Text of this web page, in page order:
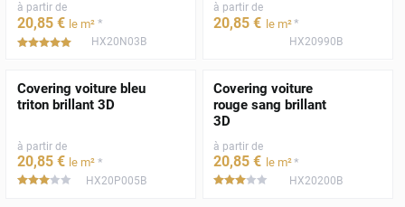
à partir de
20,85 € le m² *
*****HX20N03B
à partir de
20,85 € le m²*
HX20990B
Covering voiture bleu
triton brillant 3D
à partir de
20,85 € le m² *
***** HX20P005B
Covering voiture
rouge sang brillant
3D
à partir de
20,85 € le m²*
***** HX20200B